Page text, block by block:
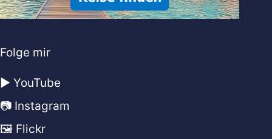
Folge mir
▶️ YouTube
📷 Instagram
🖼️ Flickr